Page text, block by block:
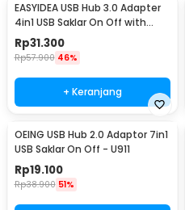
EASYIDEA USB Hub 3.0 Adapter
4in1 USB Saklar On Off with
Power Supply - U9103
Rp31.300
Rp57.900 46%
+ Keranjang
OEING USB Hub 2.0 Adaptor 7in1
USB Saklar On Off - U911
Rp19.100
Rp38.900 51%